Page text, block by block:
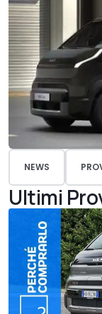
NEWS
Ultimi